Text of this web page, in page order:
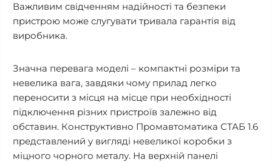
Важливим свідченням надійності та безпеки
пристрою може слугувати тривала гарантія від
виробника.
Значна перевага моделі – компактні розміри та
невелика вага, завдяки чому прилад легко
переносити з місця на місце при необхідності
підключення різних пристроїв залежно від
обставин. Конструктивно Промавтоматика СТАБ 1.6
представлений у вигляді невеликої коробки з
міцного чорного металу. На верхній панелі